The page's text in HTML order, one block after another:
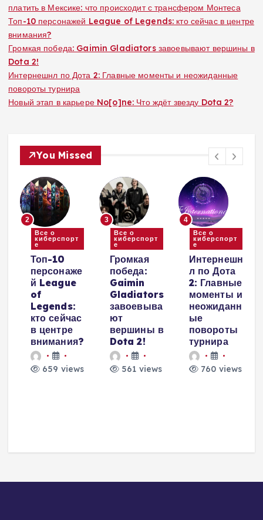
платить в Мексике: что происходит с трансфером Монтеса
Топ-10 персонажей League of Legends: кто сейчас в центре
внимания?
Громкая победа: Gaimin Gladiators завоевывают вершины в
Dota 2!
Интернешнл по Дота 2: Главные моменты и неожиданные
повороты турнира
Новый этап в карьере No[o]ne: Что ждёт звезду Dota 2?
You Missed
2
Все о
киберспорт
е
Топ-10
персонаже
й League
of
Legends:
кто сейчас
в центре
внимания?
659 views
3
Все о
киберспорт
е
Громкая
победа:
Gaimin
Gladiators
завоевыва
ют
вершины в
Dota 2!
561 views
4
Все о
киберспорт
е
Интернешн
л по Дота
2: Главные
моменты и
неожиданн
ые
повороты
турнира
760 views